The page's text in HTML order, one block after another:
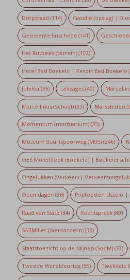
Dorpsraad (114) Gasolie (opslag) |
Gemeente Enschede (141)
Het Rutbeek (terrein)(102)
Hotel Bad Boekelo | Resort Bad Boekelo
Jubilea (35) Lekkages (40)
Marcellinus (School)(33) Marssteden
Momentum (mortuarium)(35)
Museum Buurtspoorweg (MBS)(246)
OBS Molenbeek (Boekelo) |
Ongelukken (verkeer) |
Open dagen (36) Popfeesten Usselo
Raad van State (34) Rechtspraak (80)
SABMiller (bierconcern)(36)
Staatstoezicht op de Mijnen (SodM)(33)
Tweede Wereldoorlog(55) Twekkelo